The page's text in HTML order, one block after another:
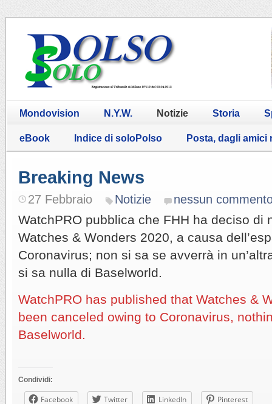
Mondovision N.Y.W. Notizie Storia
eBook Indice di soloPolso Posta, dagli amici
Breaking News
27 Febbraio Notizie nessun
WatchPRO pubblica che FHH ha deciso di
Watches & Wonders 2020, a causa
Coronavirus; non si sa se avverrà in
si sa nulla di Baselworld.
WatchPRO has published that Watches &
been canceled owing to Coronavirus,
Baselworld.
Condividi:
Facebook Twitter LinkedIn Pinterest